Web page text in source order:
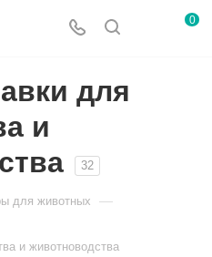
0
для
и
32
для животных —
и животноводства